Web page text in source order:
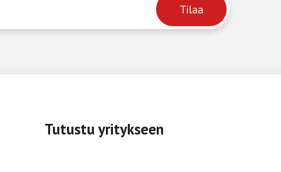
Tutustu yritykseen